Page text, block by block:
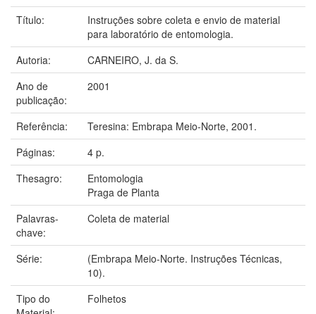
Título:
Instruções sobre coleta e envio de material
para laboratório de entomologia.
Autoria:
CARNEIRO, J. da S.
Ano de
publicação:
2001
Referência:
Teresina: Embrapa Meio-Norte, 2001.
Páginas:
4 p.
Thesagro:
Entomologia
Praga de Planta
Palavras-
chave:
Coleta de material
Série:
(Embrapa Meio-Norte. Instruções Técnicas,
10).
Tipo do
Folhetos